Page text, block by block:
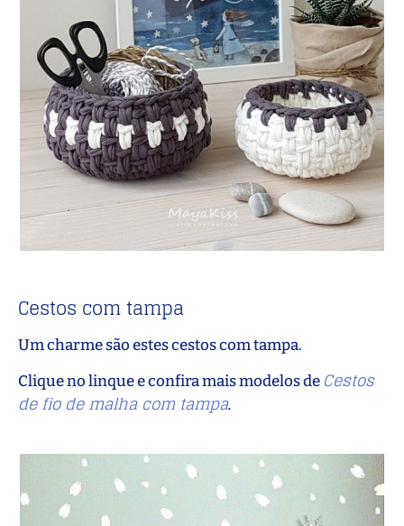
Cestos com tampa
Um charme são estes cestos com tampa.
Clique no linque e confira mais modelos de Cestos
de fio de malha com tampa.